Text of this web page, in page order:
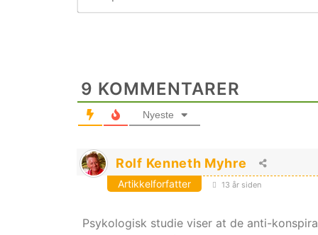
9 KOMMENTARER
Nyeste
Rolf Kenneth Myhre
Artikkelforfatter 13 år siden
Psykologisk studie viser at de anti-